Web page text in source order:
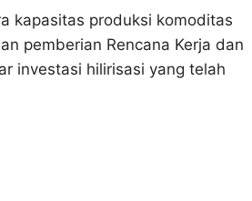
kapasitas produksi komoditas
pemberian Rencana Kerja dan
investasi hilirisasi yang telah